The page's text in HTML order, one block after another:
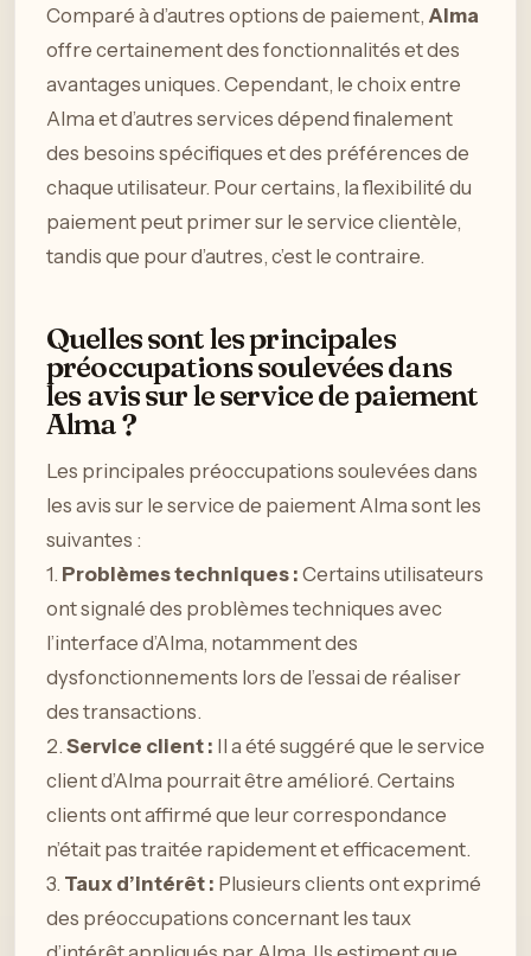
Comparé à d’autres options de paiement, Alma
offre certainement des fonctionnalités et des
avantages uniques. Cependant, le choix entre
Alma et d’autres services dépend finalement
des besoins spécifiques et des préférences de
chaque utilisateur. Pour certains, la flexibilité du
paiement peut primer sur le service clientèle,
tandis que pour d’autres, c’est le contraire.
Quelles sont les principales
préoccupations soulevées dans
les avis sur le service de paiement
Alma ?
Les principales préoccupations soulevées dans
les avis sur le service de paiement Alma sont les
suivantes :
1. Problèmes techniques : Certains utilisateurs
ont signalé des problèmes techniques avec
l’interface d’Alma, notamment des
dysfonctionnements lors de l’essai de réaliser
des transactions.
2. Service client : Il a été suggéré que le service
client d’Alma pourrait être amélioré. Certains
clients ont affirmé que leur correspondance
n’était pas traitée rapidement et efficacement.
3. Taux d’intérêt : Plusieurs clients ont exprimé
des préoccupations concernant les taux